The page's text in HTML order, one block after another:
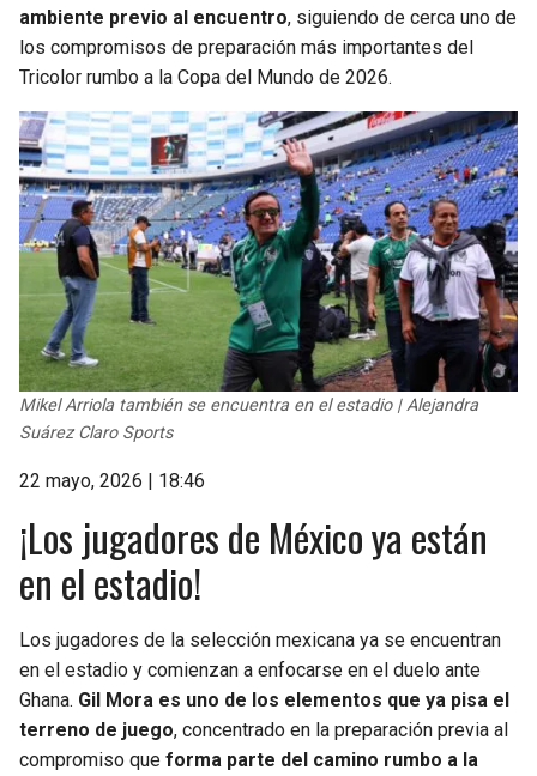
ambiente previo al encuentro, siguiendo de cerca uno de
los compromisos de preparación más importantes del
Tricolor rumbo a la Copa del Mundo de 2026.
Mikel Arriola también se encuentra en el estadio | Alejandra
Suárez Claro Sports
22 mayo, 2026 | 18:46
¡Los jugadores de México ya están
en el estadio!
Los jugadores de la selección mexicana ya se encuentran
en el estadio y comienzan a enfocarse en el duelo ante
Ghana. Gil Mora es uno de los elementos que ya pisa el
terreno de juego, concentrado en la preparación previa al
compromiso que forma parte del camino rumbo a la